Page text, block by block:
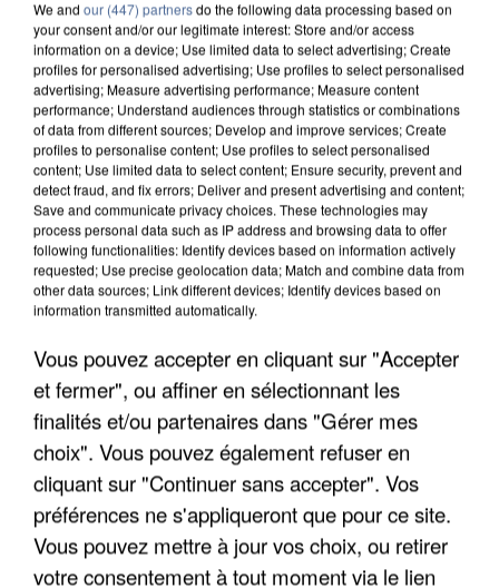
DE FAUNE SAUVAGE SONT...
We and our (447) partnersdo the following data processing based on
your consent and/or our legitimate interest: Store and/or access
information on a device; Use limited data to select advertising; Create
profiles for personalised advertising; Use profiles to select personalised
advertising; Measure advertising performance; Measure content
performance; Understand audiences through statistics or combinations
of data from different sources; Develop and improve services; Create
profiles to personalise content; Use profiles to select personalised
content; Use limited data to select content; Ensure security, prevent and
detect fraud, and fix errors; Deliver and present advertising and content;
Save and communicate privacy choices. These technologies may
process personal data such as IP address and browsing data to offer
following functionalities: Identify devices based on information actively
requested; Use precise geolocation data; Match and combine data from
other data sources; Link different devices; Identify devices based on
information transmitted automatically.
Vous pouvez accepter en cliquant sur "Accepter
et fermer", ou affiner en sélectionnant les
finalités et/ou partenaires dans "Gérer mes
choix". Vous pouvez également refuser en
cliquant sur "Continuer sans accepter". Vos
préférences ne s'appliqueront que pour ce site.
Vous pouvez mettre à jour vos choix, ou retirer
votre consentement à tout moment via le lien